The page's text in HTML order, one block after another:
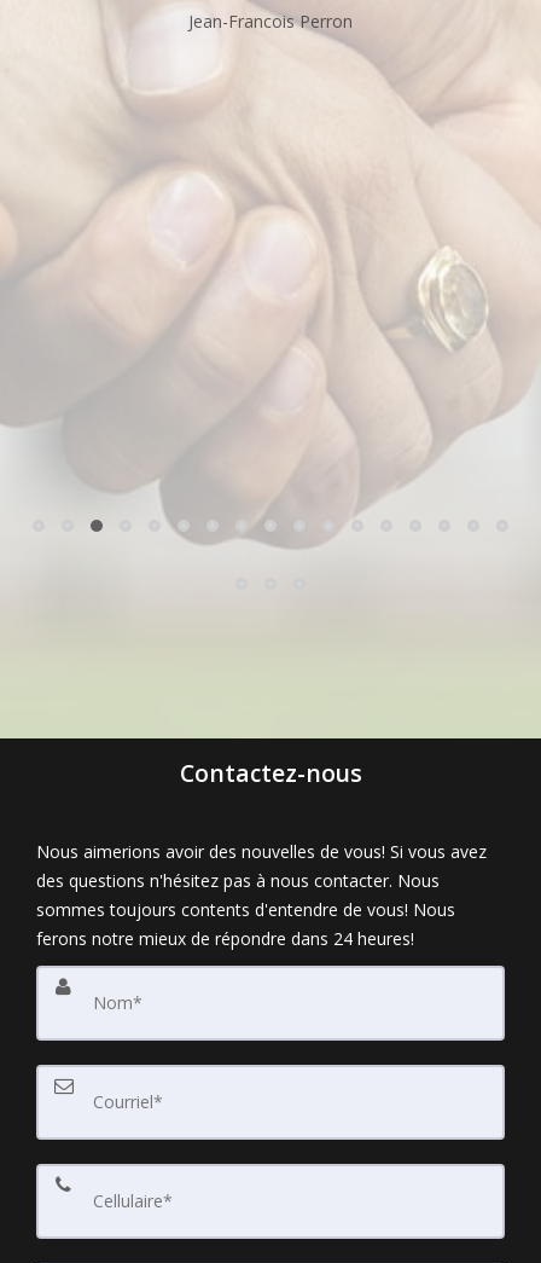
Jean-Francois Perron
Contactez-nous
Nous aimerions avoir des nouvelles de vous! Si vous avez
des questions n'hésitez pas à nous contacter. Nous
sommes toujours contents d'entendre de vous! Nous
ferons notre mieux de répondre dans 24 heures!